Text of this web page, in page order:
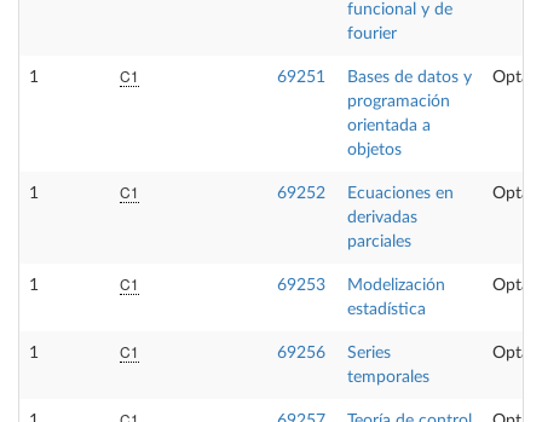
funcional y de
fourier
1 C1 69251
Bases de datos y
programación
orientada a
objetos
1 C1 69252
Ecuaciones en
derivadas
parciales
1 C1 69253
Modelización
estadística
1 C1 69256
Series
temporales